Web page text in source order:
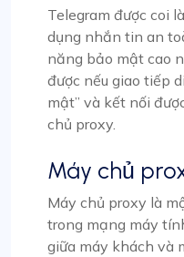
Telegram được coi
dụng nhắn tin an
năng bảo mật cao
được nếu giao tiếp
mật” và kết nối
chủ proxy.
Máy chủ
Máy chủ proxy là
trong mạng máy
giữa máy khách và